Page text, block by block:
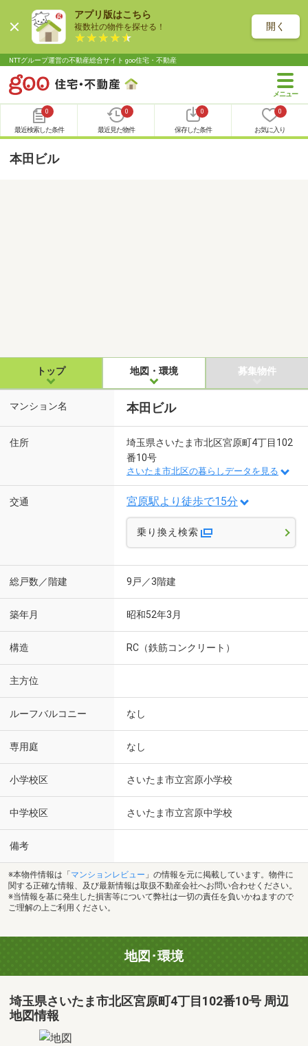
アプリ版はこちら
複数社の物件を探せる！ 開く
NTTグループ運営の不動産総合サイト goo住宅・不動産
0
最近検索した条件
0
最近見た物件
0
保存した条件
0
お気に入り
本田ビル
トップ 地図・環境 募集物件
マンション名 本田ビル
住所
埼玉県さいたま市北区宮原町4丁目102
番10号
さいたま市北区の暮らしデータを見る
交通 宮原駅より徒歩で15分
乗り換え検索
総戸数／階建 9戸／3階建
築年月 昭和52年3月
構造 RC（鉄筋コンクリート）
主方位
ルーフバルコニー なし
専用庭 なし
小学校区 さいたま市立宮原小学校
中学校区 さいたま市立宮原中学校
備考
※本物件情報は「 マンションレビュー 」の情報を元に掲載しています。物件に
関する正確な情報、及び最新情報は取扱不動産会社へお問い合わせください。
※当情報を基に発生した損害等について弊社は一切の責任を負いかねますので
ご理解の上ご利用ください。
地図･環境
埼玉県さいたま市北区宮原町4丁目102番10号 周辺
地図情報